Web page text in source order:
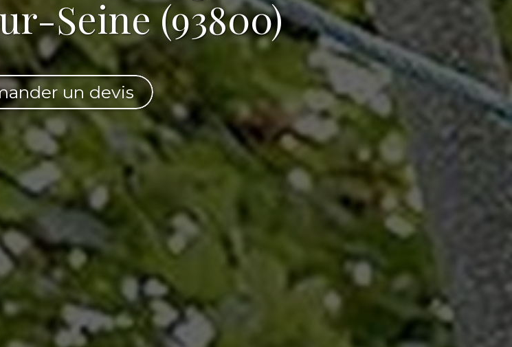
Seine (93800)
un devis